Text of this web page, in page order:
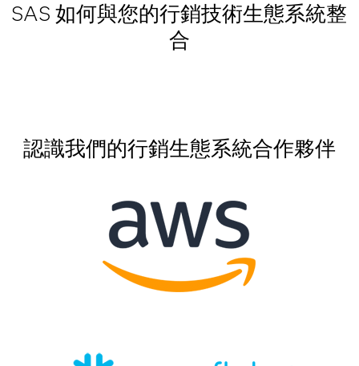
SAS 如何與您的行銷技術生態系統整
合
認識我們的行銷生態系統合作夥伴